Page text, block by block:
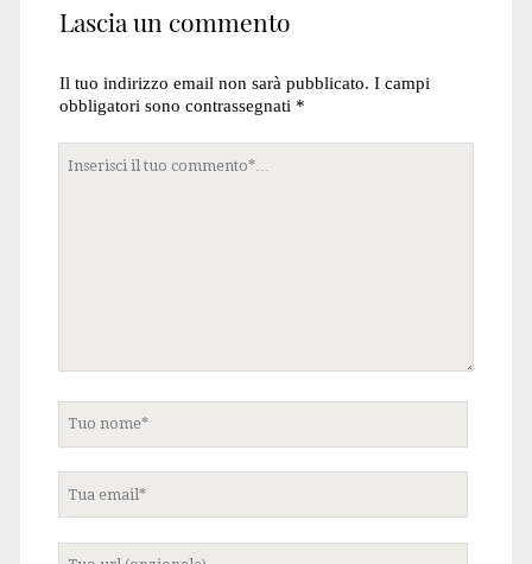
Lascia un commento
Il tuo indirizzo email non sarà pubblicato. I campi
obbligatori sono contrassegnati *
commento
nome
email